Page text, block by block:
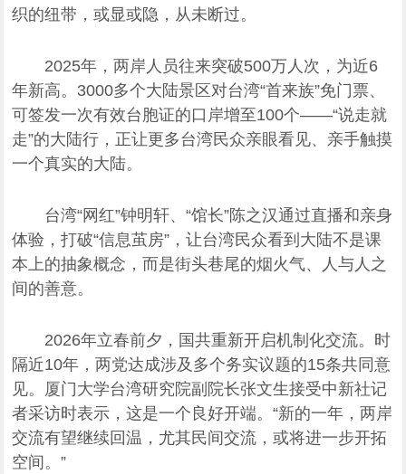
织的纽带，或显或隐，从未断过。
2025年，两岸人员往来突破500万人次，为近6
年新高。3000多个大陆景区对台湾“首来族”免门票、
可签发一次有效台胞证的口岸增至100个——“说走就
走”的大陆行，正让更多台湾民众亲眼看见、亲手触摸
一个真实的大陆。
台湾“网红”钟明轩、“馆长”陈之汉通过直播和亲身
体验，打破“信息茧房”，让台湾民众看到大陆不是课
本上的抽象概念，而是街头巷尾的烟火气、人与人之
间的善意。
2026年立春前夕，国共重新开启机制化交流。时
隔近10年，两党达成涉及多个务实议题的15条共同意
见。厦门大学台湾研究院副院长张文生接受中新社记
者采访时表示，这是一个良好开端。“新的一年，两岸
交流有望继续回温，尤其民间交流，或将进一步开拓
空间。”